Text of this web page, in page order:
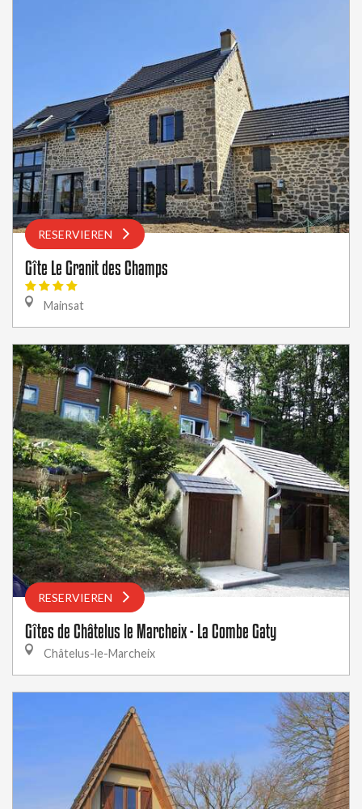
RESERVIEREN
Gîte Le Granit des Champs
Mainsat
RESERVIEREN
Gîtes de Châtelus le Marcheix - La Combe Gaty
Châtelus-le-Marcheix